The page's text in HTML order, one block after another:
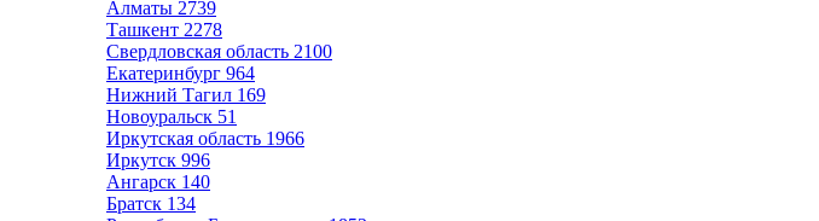
Алматы 2739
Ташкент 2278
Свердловская область 2100
Екатеринбург 964
Нижний Тагил 169
Новоуральск 51
Иркутская область 1966
Иркутск 996
Ангарск 140
Братск 134